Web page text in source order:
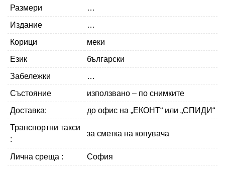
Размери
…
Издание
…
Корици
меки
Език
български
Забележки
…
Състояние
използвано – по снимките
Доставка:
до офис на „ЕКОНТ“ или „СПИДИ“
Транспортни такси
:
за сметка на копувача
Лична среща :
София